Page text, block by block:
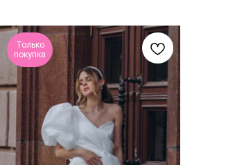
Только
покупка